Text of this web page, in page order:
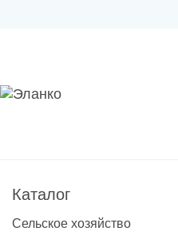
Каталог
Сельское хозяйство